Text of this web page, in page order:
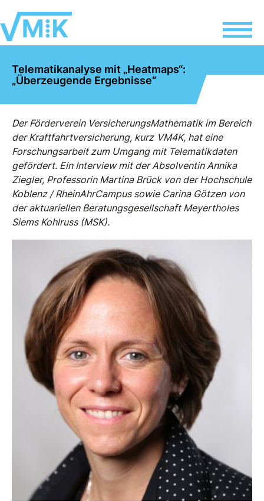
Telematikanalyse mit „Heatmaps“:
„Überzeugende Ergebnisse“
Der Förderverein VersicherungsMathematik im Bereich
der Kraftfahrtversicherung, kurz VM4K, hat eine
Forschungsarbeit zum Umgang mit Telematikdaten
gefördert. Ein Interview mit der Absolventin Annika
Ziegler, Professorin Martina Brück von der Hochschule
Koblenz / RheinAhrCampus sowie Carina Götzen von
der aktuariellen Beratungsgesellschaft Meyertholes
Siems Kohlruss (MSK).